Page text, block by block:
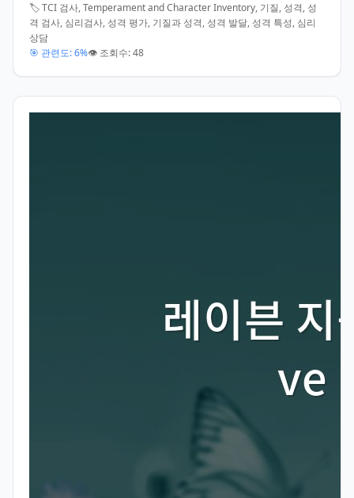
🏷️ TCI 검사, Temperament and Character Inventory, 기질, 성격, 성
격 검사, 심리검사, 성격 평가, 기질과 성격, 성격 발달, 성격 특성, 심리
상담
🎯 관련도: 6%👁️ 조회수: 48